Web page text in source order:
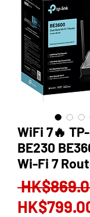
WiFi 7🔥
BE230
Wi-Fi 7